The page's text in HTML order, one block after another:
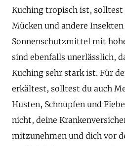
Kuching tropisch ist,
Mücken und andere Insekten
Sonnenschutzmittel mit
sind ebenfalls unerlässlich,
Kuching sehr stark ist. Für
erkältest, solltest du auch
Husten, Schnupfen und
nicht, deine
mitzunehmen und dich vor